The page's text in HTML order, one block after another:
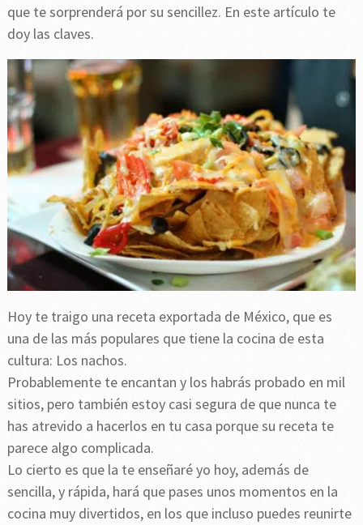
que te sorprenderá por su sencillez. En este artículo te
doy las claves.
Hoy te traigo una receta exportada de México, que es
una de las más populares que tiene la cocina de esta
cultura: Los nachos.
Probablemente te encantan y los habrás probado en mil
sitios, pero también estoy casi segura de que nunca te
has atrevido a hacerlos en tu casa porque su receta te
parece algo complicada.
Lo cierto es que la te enseñaré yo hoy, además de
sencilla, y rápida, hará que pases unos momentos en la
cocina muy divertidos, en los que incluso puedes reunirte